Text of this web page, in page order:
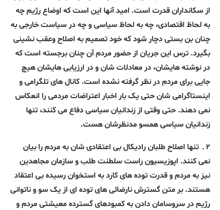
از سکانداران قدرت است. امید آنها این است که اوضاع رژیم چه
به لحاظ اقتصادی، چه به لحاظ سیاسی و چه در سیاست خارجی به
چنان بن بستی دچار شود که خود تصمیم به اصلاح وعقب نشینی
بگیرد. ترس این جریان از حضور مردم آن چنان برجسته است که
در نوشته هایشان، در معادلات شان و در ارزیابی هایشان هیچ
جایی برای مردم در نظر گرفته نشده است. کانال های تلگرامی و
اینستاگرامی شان حتی یک بار اخبار اعتراضات مردمی را انعکاس
نمی دهند. حتی وقتی از زندانیان سیاسی دفاع می کنند، تنها
زندانیان سیاسی همسو مدنظرشان هست.
۲ ـ
تنها اصلاح طلبان رادیکال بی اعتقادی شان به مردم را بیان
نمی کنند. اپوزیسیون راست سلطنت طلب و سازمان مجاهدین
نیز به مردم و قدرت توده های کارد به استخوان رسیده بی اعتقاد
هستند. بر متن گسترش نارضائی های توده ای از یک سو و ناتوانی
رژیم در سروسامان دادن به کمبودهای گسترده معیشتی مردم و